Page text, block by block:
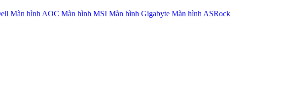
Màn hình AOC Màn hình MSI Màn hình Gigabyte Màn hình ASRock